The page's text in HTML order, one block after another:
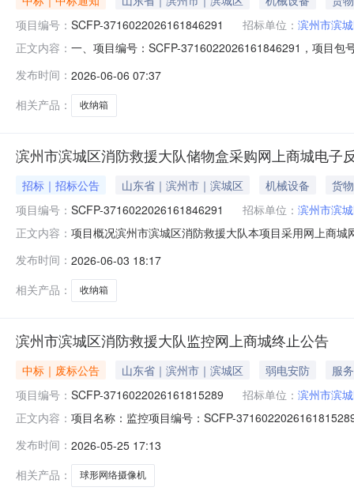
项目编号： SCFP-3716022026161846291 招标单位： 滨州市滨
正文内容： 一、项目编号：SCFP-3716022026161846291，项目包
量最高限制单价(元)最高限制总价(元)1收纳箱国产透明
发布时间： 2026-06-06 07:37
相关产品：
收纳箱
滨州市滨城区消防救援大队储物盒采购网上商城电子
招标｜招标公告 山东省｜滨州市｜滨城区 机械设备
货物
项目编号： SCFP-3716022026161846291 招标单位： 滨州市滨
正文内容： 项目概况滨州市滨城区消防救援大队本项目采用网上商
总价(元)1收纳箱国产透明储物盒收纳箱国产透明储物盒
发布时间： 2026-06-03 18:17
相关产品：
收纳箱
滨州市滨城区消防救援大队监控网上商城终止公告
中标｜废标公告 山东省｜滨州市｜滨城区 弱电安防
服务
项目编号： SCFP-3716022026161815289 招标单位： 滨州市滨
正文内容： 项目名称：监控项目编号：SCFP-
发布时间： 2026-05-25 17:13
相关产品：
球形网络摄像机